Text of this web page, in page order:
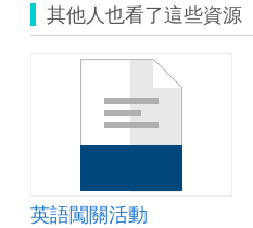
其他人也看了這些資源
英語闖關活動